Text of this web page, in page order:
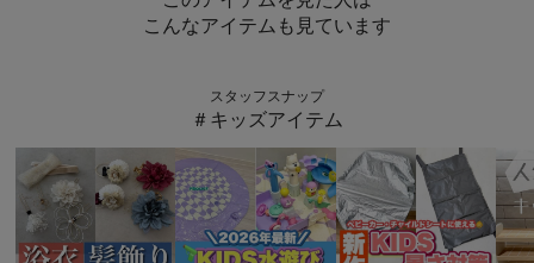
こんなアイテムも見ています
スタッフスナップ
＃キッズアイテム